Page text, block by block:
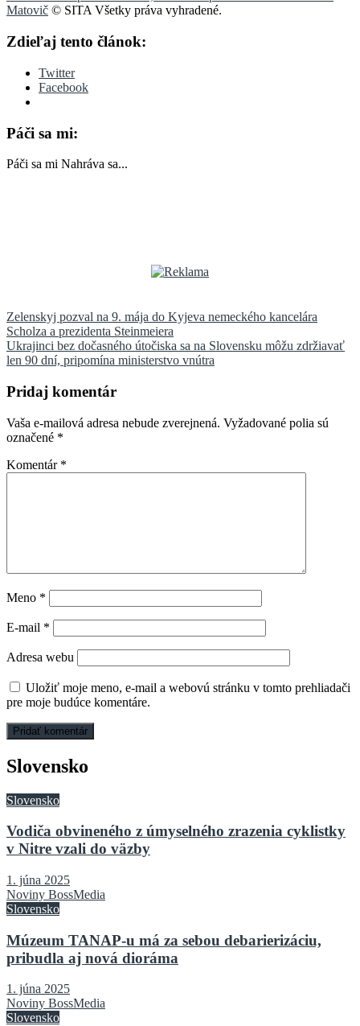
Matovič © SITA Všetky práva vyhradené.
Zdieľaj tento článok:
Twitter
Facebook
Páči sa mi:
Páči sa mi Nahráva sa...
Navigácia
v
článku
Zelenskyj pozval na 9. mája do Kyjeva nemeckého kancelára
Scholza a prezidenta Steinmeiera
Ukrajinci bez dočasného útočiska sa na Slovensku môžu zdržiavať
len 90 dní, pripomína ministerstvo vnútra
Pridaj komentár
Vaša e-mailová adresa nebude zverejnená. Vyžadované polia sú
označené *
Komentár *
Meno *
E-mail *
Adresa webu
Uložiť moje meno, e-mail a webovú stránku v tomto prehliadači
pre moje budúce komentáre.
Slovensko
Slovensko
Vodiča obvineného z úmyselného zrazenia cyklistky
v Nitre vzali do väzby
1. júna 2025
Noviny BossMedia
Slovensko
Múzeum TANAP-u má za sebou debarierizáciu,
pribudla aj nová dioráma
1. júna 2025
Noviny BossMedia
Slovensko